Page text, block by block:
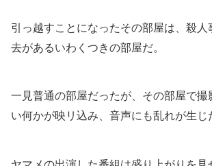
引っ越すことになったその部屋は、殺人
去があるいわくつきの部屋だ。
一見普通の部屋だったが、その部屋で撮
い何かが映リ込み、音声にも乱れが生じ